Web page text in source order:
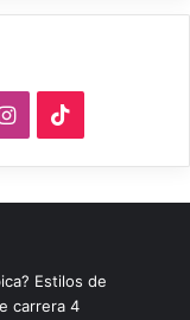
I
n
s
a
i
k
o
Estilos de
carrera 4